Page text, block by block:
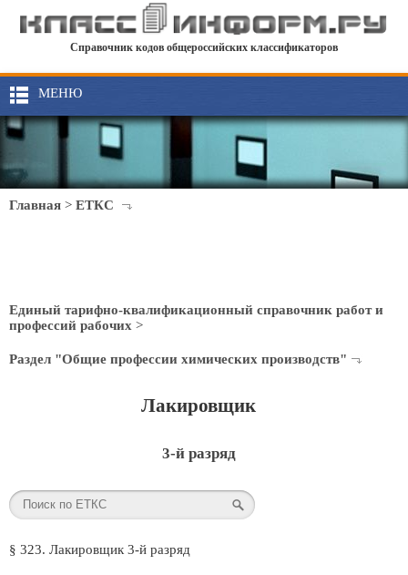
Справочник кодов общероссийских классификаторов
МЕНЮ
Главная > ЕТКС
Единый тарифно-квалификационный справочник работ и
профессий рабочих >
Раздел "Общие профессии химических производств"
Лакировщик
3-й разряд
§ 323. Лакировщик 3-й разряд